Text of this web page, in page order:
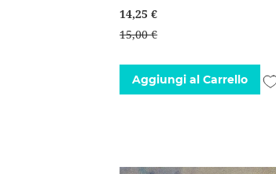
14,25 €
15,00 €
Aggiungi al Carrello